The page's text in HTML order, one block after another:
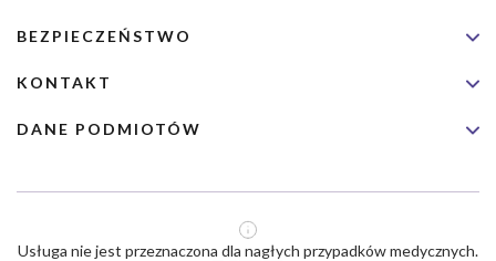
BEZPIECZEŃSTWO
KONTAKT
DANE PODMIOTÓW
Usługa nie jest przeznaczona dla nagłych przypadków medycznych.